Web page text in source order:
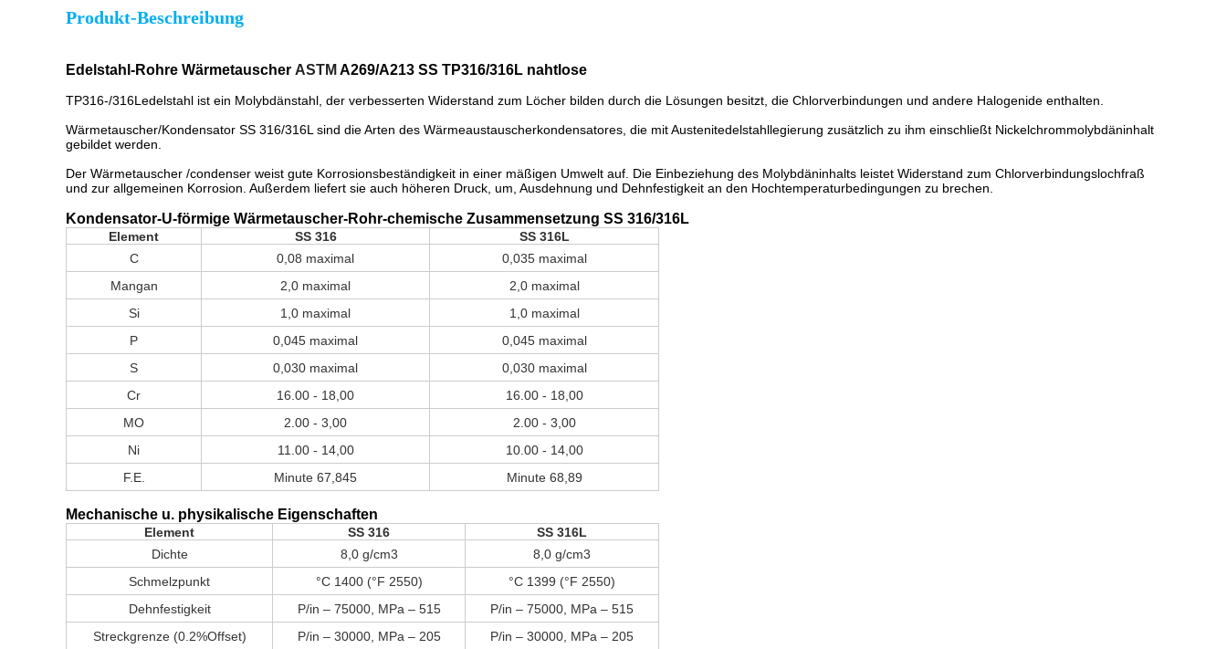
Produkt-Beschreibung
Edelstahl-Rohre Wärmetauscher ASTM A269/A213 SS TP316/316L nahtlose
TP316-/316Ledelstahl ist ein Molybdänstahl, der verbesserten Widerstand zum Löcher bilden durch die Lösungen besitzt, die Chlorverbindungen und andere Halogenide enthalten.
Wärmetauscher/Kondensator SS 316/316L sind die Arten des Wärmeaustauscherkondensatores, die mit Austenitedelstahllegierung zusätzlich zu ihm einschließt Nickelchrommolybdäninhalt
gebildet werden.
Der Wärmetauscher /condenser weist gute Korrosionsbeständigkeit in einer mäßigen Umwelt auf. Die Einbeziehung des Molybdäninhalts leistet Widerstand zum Chlorverbindungslochfraß
und zur allgemeinen Korrosion. Außerdem liefert sie auch höheren Druck, um, Ausdehnung und Dehnfestigkeit an den Hochtemperaturbedingungen zu brechen.
Kondensator-U-förmige Wärmetauscher-Rohr-chemische Zusammensetzung SS 316/316L
Element SS 316
SS 316L
C
0,08 maximal
0,035 maximal
Mangan
2,0 maximal
2,0 maximal
Si
1,0 maximal
1,0 maximal
P
0,045 maximal
0,045 maximal
S
0,030 maximal
0,030 maximal
Cr
16.00 - 18,00
16.00 - 18,00
MO
2.00 - 3,00
2.00 - 3,00
Ni
11.00 - 14,00
10.00 - 14,00
F.E.
Minute 67,845 Minute 68,89
Mechanische u. physikalische Eigenschaften
Element SS 316
SS 316L
Dichte
8,0 g/cm3
8,0 g/cm3
Schmelzpunkt
°C 1400 (°F 2550)
°C 1399 (°F 2550)
Dehnfestigkeit
P/in – 75000, MPa – 515
P/in – 75000, MPa – 515
Streckgrenze (0.2%Offset)
P/in – 30000, MPa – 205
P/in – 30000, MPa – 205